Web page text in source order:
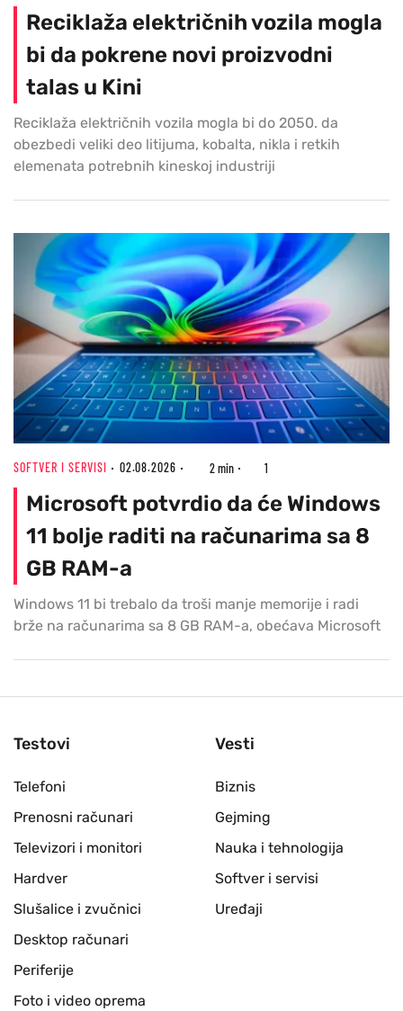
Reciklaža električnih vozila mogla
bi da pokrene novi proizvodni
talas u Kini
Reciklaža električnih vozila mogla bi do 2050. da
obezbedi veliki deo litijuma, kobalta, nikla i retkih
elemenata potrebnih kineskoj industriji
SOFTVER I SERVISI 02.08.2026 2 min 1
Microsoft potvrdio da će Windows
11 bolje raditi na računarima sa 8
GB RAM-a
Windows 11 bi trebalo da troši manje memorije i radi
brže na računarima sa 8 GB RAM-a, obećava Microsoft
Testovi
Telefoni
Prenosni računari
Televizori i monitori
Hardver
Slušalice i zvučnici
Desktop računari
Periferije
Foto i video oprema
Vesti
Biznis
Gejming
Nauka i tehnologija
Softver i servisi
Uređaji